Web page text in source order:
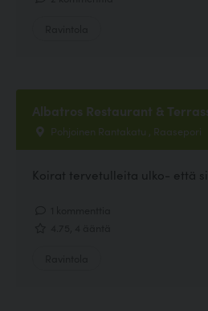
Albatros Restaurant &
Pohjoinen Rantakatu , Raasepori
Koirat tervetulleita ulko- että